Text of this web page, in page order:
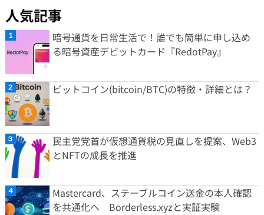
人気記事
暗号通貨を日常生活で！誰でも簡単に申し込め
る暗号資産デビットカード『RedotPay』
ビットコイン(bitcoin/BTC)の特徴・詳細とは？
民主党党首が仮想通貨税の見直しを提案、Web3
とNFTの成長を推進
Mastercard、ステーブルコイン送金の本人確認
を共通化へ Borderless.xyzと実証実験